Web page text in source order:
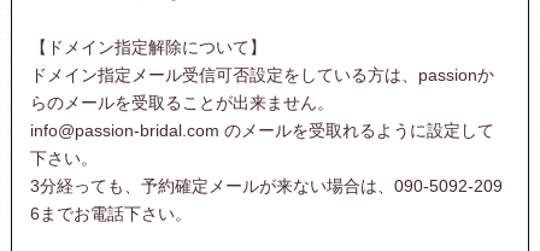
【ドメイン指定解除について】
ドメイン指定メール受信可否設定をしている方は、passionか
らのメールを受取ることが出来ません。
info@passion-bridal.com のメールを受取れるように設定して
下さい。
3分経っても、予約確定メールが来ない場合は、090-5092-209
6までお電話下さい。